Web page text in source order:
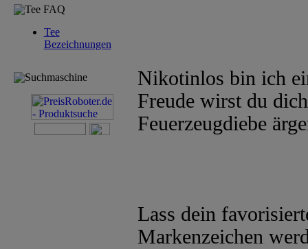
Tee FAQ
Tee
Bezeichnungen
Suchmaschine
Nikotinlos bin ich
Freude wirst du
Feuerzeugdiebe
Lass dein
Markenzeichen